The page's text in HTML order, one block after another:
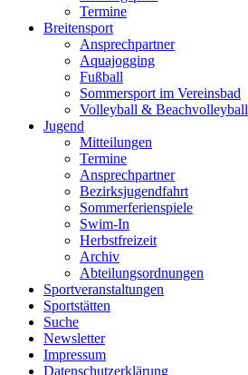
Termine
Breitensport
Ansprechpartner
Aquajogging
Fußball
Sommersport im Vereinsbad
Volleyball & Beachvolleyball
Jugend
Mitteilungen
Termine
Ansprechpartner
Bezirksjugendfahrt
Sommerferienspiele
Swim-In
Herbstfreizeit
Archiv
Abteilungsordnungen
Sportveranstaltungen
Sportstätten
Suche
Newsletter
Impressum
Datenschutzerklärung